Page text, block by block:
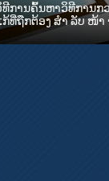
ທີການຄົ້ນຫາວິທີການກ
ທີ່ຖືກຕ້ອງ ສຳ ລັບ ໜ້າ